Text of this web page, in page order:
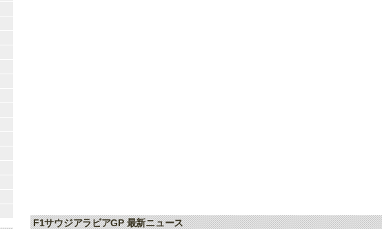
F1サウジアラビアGP 最新ニュース